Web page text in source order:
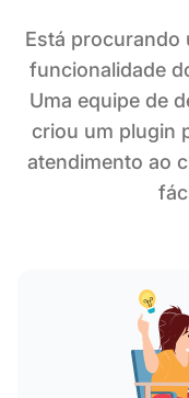
Está procurando
funcionalidade
Uma equipe de
criou um plugin
atendimento ao